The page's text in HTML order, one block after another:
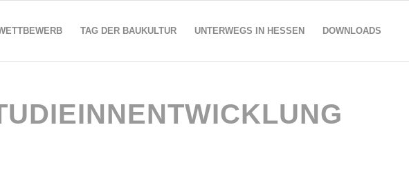
TAG DER BAUKULTUR UNTERWEGS IN HESSEN DOWNLOADS